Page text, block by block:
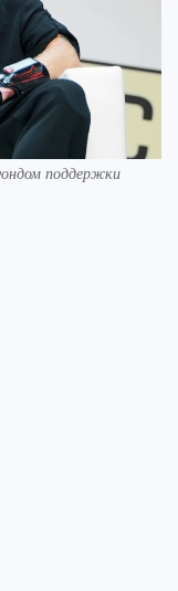
поддержки